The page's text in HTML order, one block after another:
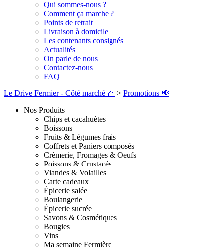
Qui sommes-nous ?
Comment ça marche ?
Points de retrait
Livraison à domicile
Les contenants consignés
Actualités
On parle de nous
Contactez-nous
FAQ
Le Drive Fermier - Côté marché 🧺 > Promotions 📢
Nos Produits
Chips et cacahuètes
Boissons
Fruits & Légumes frais
Coffrets et Paniers composés
Crèmerie, Fromages & Oeufs
Poissons & Crustacés
Viandes & Volailles
Carte cadeaux
Épicerie salée
Boulangerie
Épicerie sucrée
Savons & Cosmétiques
Bougies
Vins
Ma semaine Fermière